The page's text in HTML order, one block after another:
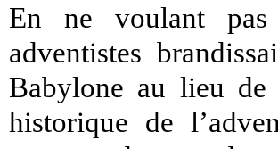
En ne voulant pas
adventistes
Babylone au lieu de
historique de